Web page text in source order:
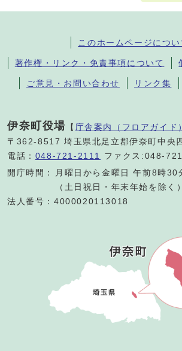
このホームページについ
著作権・リンク・免責事項について
ご意見・お問い合わせ リンク集
伊奈町役場 【 庁舎案内（フロアガイド）
〒362-8517 埼玉県北足立郡伊奈町中央
電話： 048-721-2111
ファクス:048-
開庁時間：
月曜日から金曜日 午前8時30
（土日祝日・年末年始を除く）
法人番号：4000020113018